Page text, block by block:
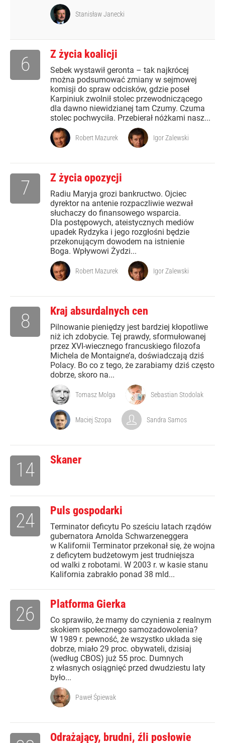
Stanisław Janecki
Z życia koalicji
Sebek wystawił geronta – tak najkrócej
można podsumować zmiany w sejmowej
komisji do spraw odcisków, gdzie poseł
Karpiniuk zwolnił stolec przewodniczącego
dla dawno niewidzianej tam Czumy. Czuma
stolec pochwyciła. Przebierał nóżkami nasz...
6
Robert Mazurek Igor Zalewski
Z życia opozycji
Radiu Maryja grozi bankructwo. Ojciec
dyrektor na antenie rozpaczliwie wezwał
słuchaczy do finansowego wsparcia.
Dla postępowych, ateistycznych mediów
upadek Rydzyka i jego rozgłośni będzie
przekonującym dowodem na istnienie
Boga. Wpływowi Żydzi...
7
Robert Mazurek Igor Zalewski
Kraj absurdalnych cen
Pilnowanie pieniędzy jest bardziej kłopotliwe
niż ich zdobycie. Tej prawdy, sformułowanej
przez XVI-wiecznego francuskiego filozofa
Michela de Montaigne’a, doświadczają dziś
Polacy. Bo co z tego, że zarabiamy dziś często
dobrze, skoro na...
8
Tomasz Molga Sebastian Stodolak
Maciej Szopa Sandra Samos
Skaner
14
Puls gospodarki
Terminator deficytu Po sześciu latach rządów
gubernatora Arnolda Schwarzeneggera
w Kalifornii Terminator przekonał się, że wojna
z deficytem budżetowym jest trudniejsza
od walki z robotami. W 2003 r. w kasie stanu
Kalifornia zabrakło ponad 38 mld...
24
Platforma Gierka
Co sprawiło, że mamy do czynienia z realnym
skokiem społecznego samozadowolenia?
W 1989 r. pewność, że wszystko układa się
dobrze, miało 29 proc. obywateli, dzisiaj
(według CBOS) już 55 proc. Dumnych
z własnych osiągnięć przed dwudziestu laty
było...
26
Paweł Śpiewak
Odrażający, brudni, źli posłowie